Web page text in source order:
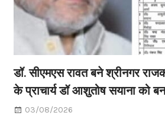
डॉ. सीएमएस रावत बने श्रीनगर
के प्राचार्य डॉ आशुतोष सयाना को
03/08/2026